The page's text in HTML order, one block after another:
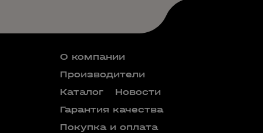
О компании
Производители
Каталог
Новости
Гарантия качества
Покупка и оплата